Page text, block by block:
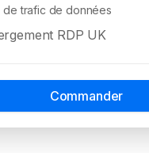
de trafic de données
RDP UK
Commander